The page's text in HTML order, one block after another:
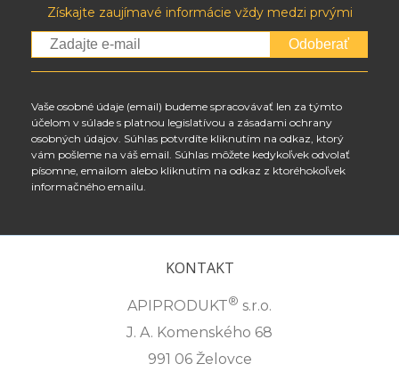
Získajte zaujímavé informácie vždy medzi prvými
Odoberať
Vaše osobné údaje (email) budeme spracovávať len za týmto
účelom v súlade s platnou legislatívou a zásadami ochrany
osobných údajov. Súhlas potvrdíte kliknutím na odkaz, ktorý
vám pošleme na váš email. Súhlas môžete kedykoľvek odvolať
písomne, emailom alebo kliknutím na odkaz z ktoréhokoľvek
informačného emailu.
KONTAKT
APIPRODUKT® s.r.o.
J. A. Komenského 68
991 06 Želovce